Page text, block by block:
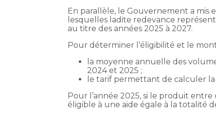
En parallèle, le Gouvernement a mis
lesquelles ladite redevance
au titre des années 2025 à 2027.
Pour déterminer l’éligibilité et le
la moyenne annuelle des
2024 et 2025 ;
le tarif permettant de calculer la
Pour l’année 2025, si le produit
éligible à une aide égale à la totalité